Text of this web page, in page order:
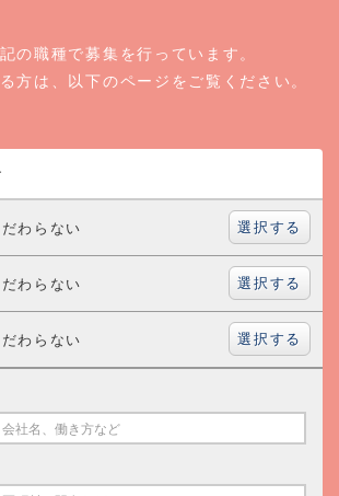
の職種で募集を行っています。
方は、以下のページをご覧ください。
だわらない 選択する
だわらない 選択する
だわらない 選択する